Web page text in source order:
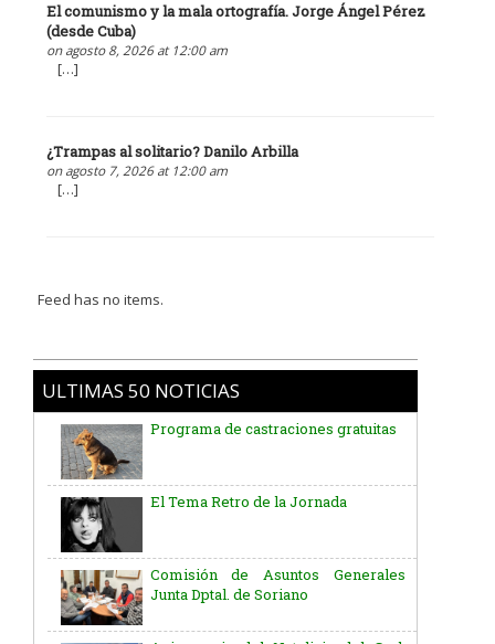
El comunismo y la mala ortografía. Jorge Ángel Pérez
(desde Cuba)
on agosto 8, 2026 at 12:00 am
[…]
¿Trampas al solitario? Danilo Arbilla
on agosto 7, 2026 at 12:00 am
[…]
Feed has no items.
ULTIMAS 50 NOTICIAS
Programa de castraciones gratuitas
El Tema Retro de la Jornada
Comisión de Asuntos Generales
Junta Dptal. de Soriano